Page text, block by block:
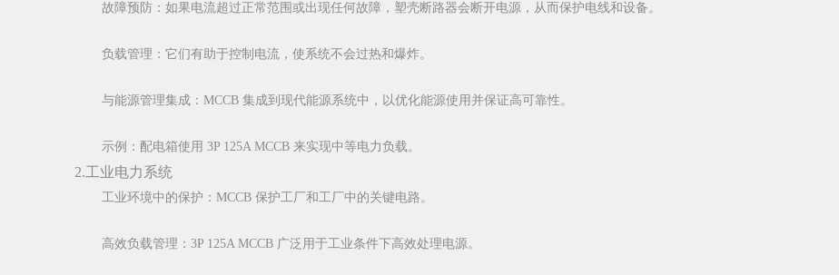
故障预防：如果电流超过正常范围或出现任何故障，塑壳断路器会断开电源，从而保护电线和设备。
负载管理：它们有助于控制电流，使系统不会过热和爆炸。
与能源管理集成：MCCB 集成到现代能源系统中，以优化能源使用并保证高可靠性。
示例：配电箱使用 3P 125A MCCB 来实现中等电力负载。
2.工业电力系统
工业环境中的保护：MCCB 保护工厂和工厂中的关键电路。
高效负载管理：3P 125A MCCB 广泛用于工业条件下高效处理电源。